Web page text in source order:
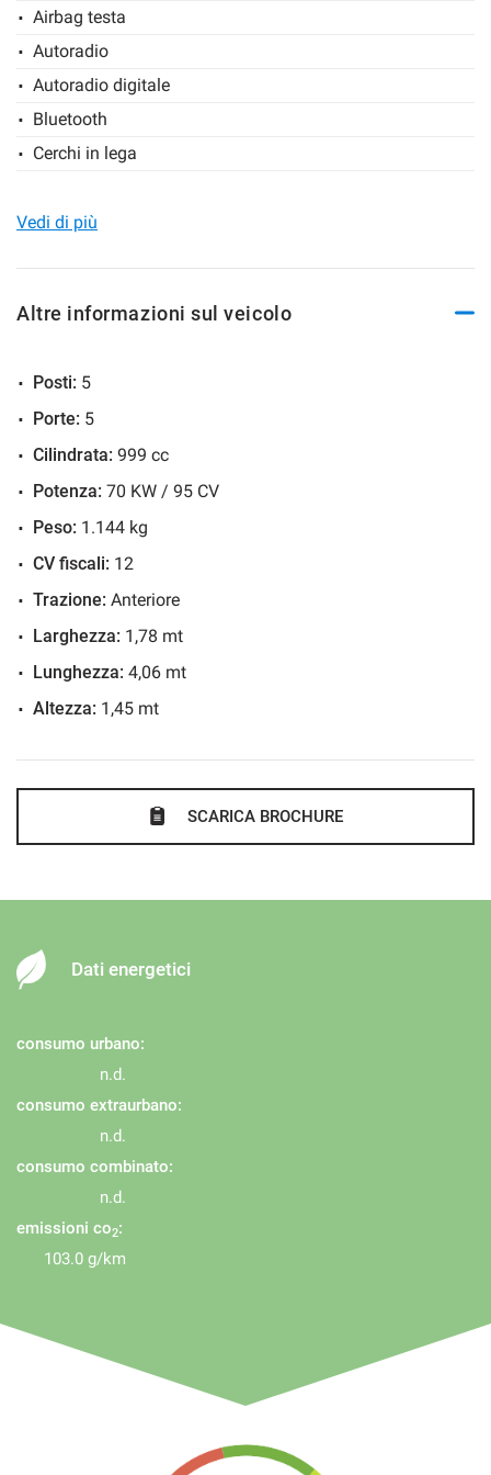
VETTURA IN OGGETTO.
Airbag testa
Autoradio
Autoradio digitale
Bluetooth
Cerchi in lega
Climatizzatore
Cruise Control
Fari LED
Fendinebbia
Frenata d'emergenza assistita
Immobilizzatore elettronico
Riconoscimento dei segnali stradali
Sedile posteriore sdoppiato
Sensore di luce
Sensore di pioggia
Sensori di parcheggio posteriori
Servosterzo
Vedi di più
Altre informazioni sul veicolo
Posti: 5
Porte: 5
Cilindrata: 999 cc
Potenza: 70 KW / 95 CV
Peso: 1.144 kg
CV fiscali: 12
Trazione: Anteriore
Larghezza: 1,78 mt
Lunghezza: 4,06 mt
Altezza: 1,45 mt
SCARICA BROCHURE
Dati energetici
consumo urbano:
n.d.
consumo extraurbano:
n.d.
consumo combinato:
n.d.
emissioni co2:
103.0 g/km